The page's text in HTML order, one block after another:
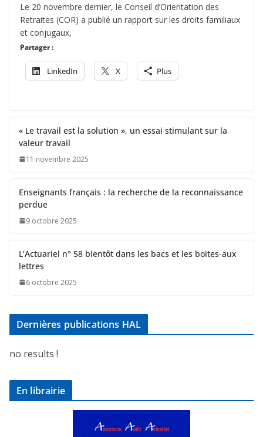
Le 20 novembre dernier, le Conseil d’Orientation des
Retraites (COR) a publié un rapport sur les droits familiaux
et conjugaux,
Partager :
LinkedIn X Plus
« Le travail est la solution », un essai stimulant sur la
valeur travail
11 novembre 2025
Enseignants français : la recherche de la reconnaissance
perdue
9 octobre 2025
L’Actuariel n° 58 bientôt dans les bacs et les boites-aux
lettres
6 octobre 2025
Dernières publications HAL
no results !
En librairie